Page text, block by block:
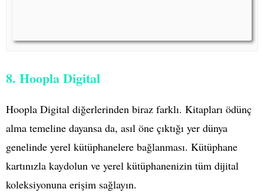
8. Hoopla Digital
Hoopla Digital diğerlerinden biraz farklı. Kitapları ödünç
alma temeline dayansa da, asıl öne çıktığı yer dünya
genelinde yerel kütüphanelere bağlanması. Kütüphane
kartınızla kaydolun ve yerel kütüphanenizin tüm dijital
koleksiyonuna erişim sağlayın.